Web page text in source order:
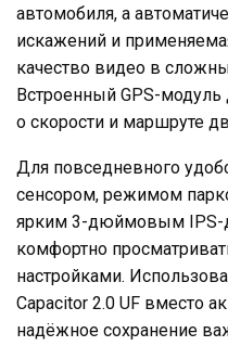
автомобиля, а
искажений и
качество видео в
Встроенный GPS-
о скорости и маршруте
Для повседневного
сенсором, режимом
ярким 3-дюймовым IPS-
комфортно
настройками.
Capacitor 2.0 UF вместо
надёжное сохранение